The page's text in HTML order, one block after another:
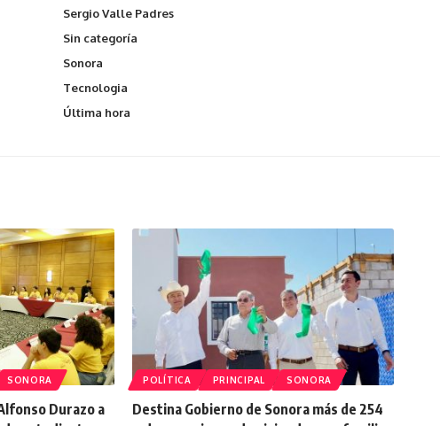
Sergio Valle Padres
Sin categoría
Sonora
Tecnologia
Última hora
SONORA
Durazo a
POLÍTICA PRINCIPAL SONORA
Destina Gobierno de Sonora más de 254